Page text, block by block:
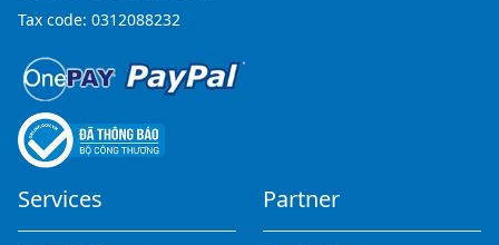
Tax code: 0312088232
Services Partner